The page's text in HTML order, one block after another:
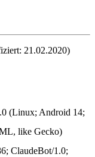
21.02.2020)
(Linux; Android 14;
like Gecko)
ClaudeBot/1.0;